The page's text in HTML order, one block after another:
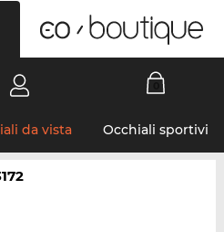
da vista Occhiali sportivi